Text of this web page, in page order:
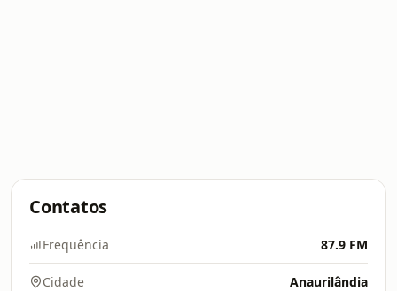
Contatos
Frequência 87.9 FM
Cidade Anaurilândia